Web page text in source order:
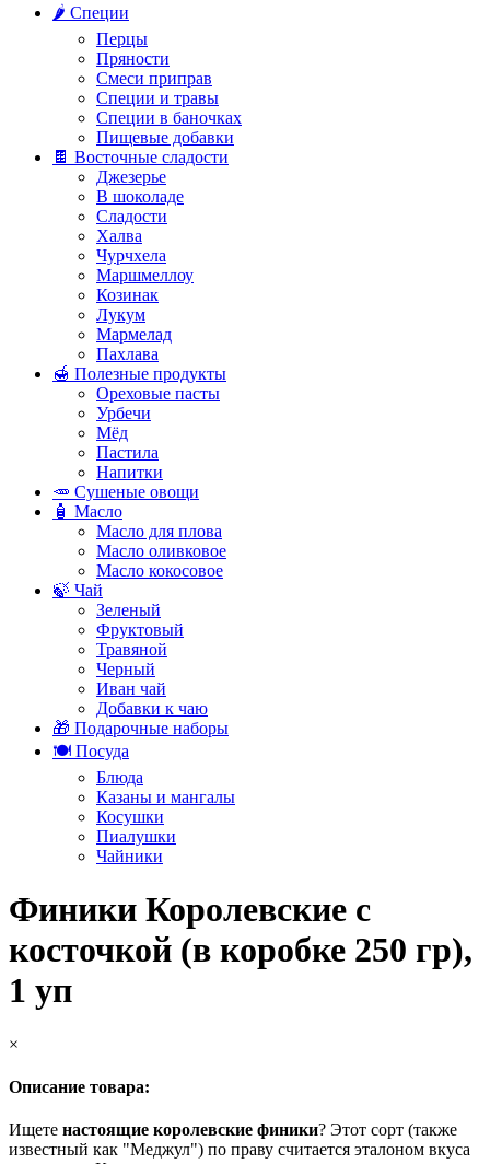
🌶️ Специи
Перцы
Пряности
Смеси приправ
Специи и травы
Специи в баночках
Пищевые добавки
🍫 Восточные сладости
Джезерье
В шоколаде
Сладости
Халва
Чурчхела
Маршмеллоу
Козинак
Лукум
Мармелад
Пахлава
🍯 Полезные продукты
Ореховые пасты
Урбечи
Мёд
Пастила
Напитки
🥕 Сушеные овощи
🧴 Масло
Масло для плова
Масло оливковое
Масло кокосовое
🍃 Чай
Зеленый
Фруктовый
Травяной
Черный
Иван чай
Добавки к чаю
🎁 Подарочные наборы
🍽️ Посуда
Блюда
Казаны и мангалы
Косушки
Пиалушки
Чайники
Финики Королевские с
косточкой (в коробке 250 гр),
1 уп
×
Описание товара:
Ищете настоящие королевские финики? Этот сорт (также
известный как "Меджул") по праву считается эталоном вкуса